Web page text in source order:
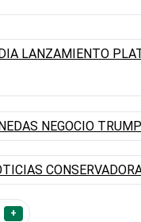
LANZAMIENTO
NEGOCIO
+